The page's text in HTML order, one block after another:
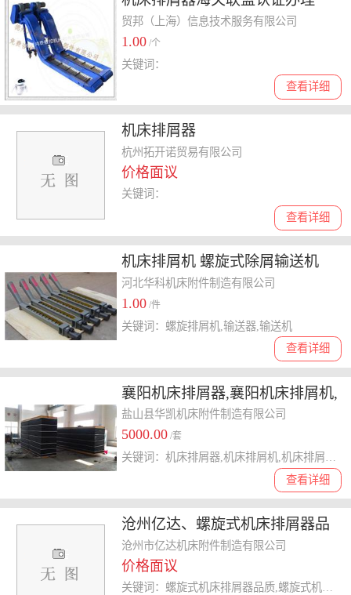
贸邦（上海）信息技术服务有限公司
1.00 /个
查看详细
关键词：
机床排屑器
杭州拓开诺贸易有限公司
价格面议
查看详细
关键词：
机床排屑机 螺旋式除屑输送机
河北华科机床附件制造有限公司
1.00 /件
查看详细
关键词：螺旋排屑机,输送器,输送机
襄阳机床排屑器,襄阳机床排屑机,
河北机床排屑器生产厂家
盐山县华凯机床附件制造有限公司
5000.00 /套
查看详细
关键词：机床排屑器,机床排屑机,机床排屑器生产厂家,机床排屑机生产厂家
沧州亿达、螺旋式机床排屑器品
质、湖南螺旋式机床排屑器
沧州市亿达机床附件制造有限公司
价格面议